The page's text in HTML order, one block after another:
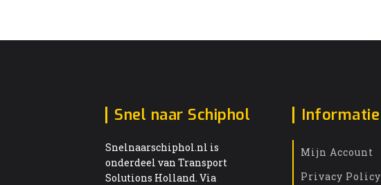
Snel naar Schiphol
Snelnaarschiphol.nl is
onderdeel van Transport
Solutions Holland. Via
Informatie
Mijn Account
Privacy Policy